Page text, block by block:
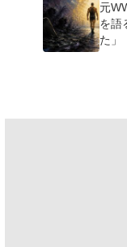
元
を語
た」